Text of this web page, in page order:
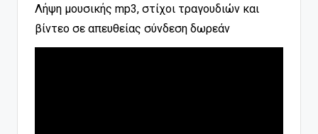
Λήψη μουσικής mp3, στίχοι τραγουδιών και
βίντεο σε απευθείας σύνδεση δωρεάν